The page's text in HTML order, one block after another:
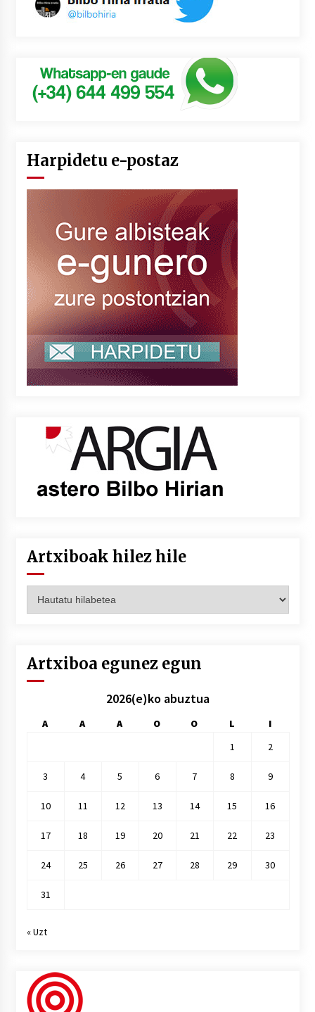
Harpidetu e-postaz
Artxiboak hilez hile
hilez
Artxiboa egunez egun
2026(e)ko abuztua
A A A O O L
I
1
2
3 4 5 6 7 8 9
10 11 12 13 14 15 16
17 18 19 20 21 22 23
24 25 26 27 28 29 30
31
« Uzt